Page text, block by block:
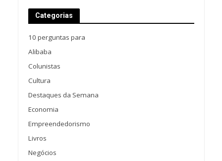
Categorias
10 perguntas para
Alibaba
Colunistas
Cultura
Destaques da Semana
Economia
Empreendedorismo
Livros
Negócios